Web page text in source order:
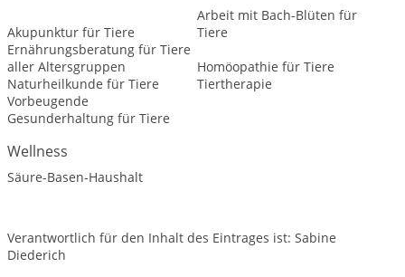
Akupunktur für Tiere
Arbeit mit Bach-Blüten für
Tiere
Ernährungsberatung für Tiere
aller Altersgruppen
Homöopathie für Tiere
Naturheilkunde für Tiere
Tiertherapie
Vorbeugende
Gesunderhaltung für Tiere
Wellness
Säure-Basen-Haushalt
Verantwortlich für den Inhalt des Eintrages ist: Sabine
Diederich